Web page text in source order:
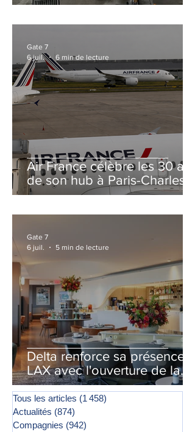
et Zurich
Air France célèbre les 30 ans
de son hub à Paris-Charles
de Gaulle
Gate 7
6 juil.
6 min de lecture
Delta renforce sa présence à
LAX avec l'ouverture de la
première phase d'un second
salon Delta One
Gate 7
6 juil.
5 min de lecture
Tous les articles (1 458)
Actualités (874)
Compagnies (942)